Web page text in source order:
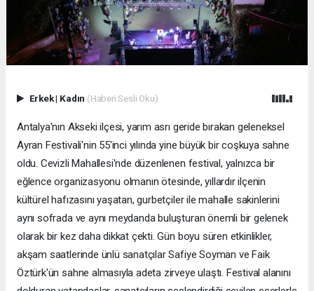
Erkek| Kadın (Haberi Sesli Oku)
Antalya'nın Akseki ilçesi, yarım asrı geride bırakan geleneksel
Ayran Festivali'nin 55'inci yılında yine büyük bir coşkuya sahne
oldu. Cevizli Mahallesi'nde düzenlenen festival, yalnızca bir
eğlence organizasyonu olmanın ötesinde, yıllardır ilçenin
kültürel hafızasını yaşatan, gurbetçiler ile mahalle sakinlerini
aynı sofrada ve aynı meydanda buluşturan önemli bir gelenek
olarak bir kez daha dikkat çekti. Gün boyu süren etkinlikler,
akşam saatlerinde ünlü sanatçılar Safiye Soyman ve Faik
Öztürk'ün sahne almasıyla adeta zirveye ulaştı. Festival alanını